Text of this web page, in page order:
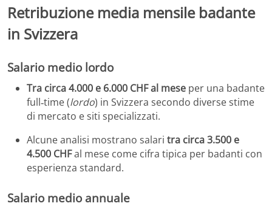
Retribuzione media mensile badante
in Svizzera
Salario medio lordo
Tra circa 4.000 e 6.000 CHF al mese per una badante
full‑time (lordo) in Svizzera secondo diverse stime
di mercato e siti specializzati.
Alcune analisi mostrano salari tra circa 3.500 e
4.500 CHFal mese come cifra tipica per badanti con
esperienza standard.
Salario medio annuale